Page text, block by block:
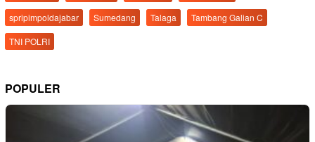
spripimpoldajabar
Sumedang Talaga
Tambang Galian C
TNI POLRI
POPULER